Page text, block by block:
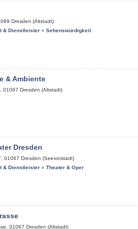
Dresden (Altstadt)
& Dienstleister » Sehenswürdigkeit
& Ambiente
01067 Dresden (Altstadt)
Dresden
01067 Dresden (Seevorstadt)
& Dienstleister » Theater & Oper
01067 Dresden (Altstadt)